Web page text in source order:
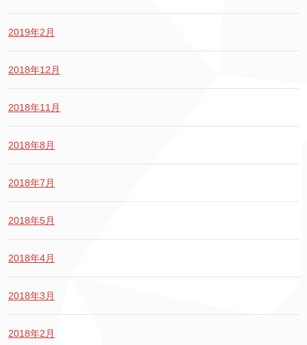
2019年2月
2018年12月
2018年11月
2018年8月
2018年7月
2018年5月
2018年4月
2018年3月
2018年2月